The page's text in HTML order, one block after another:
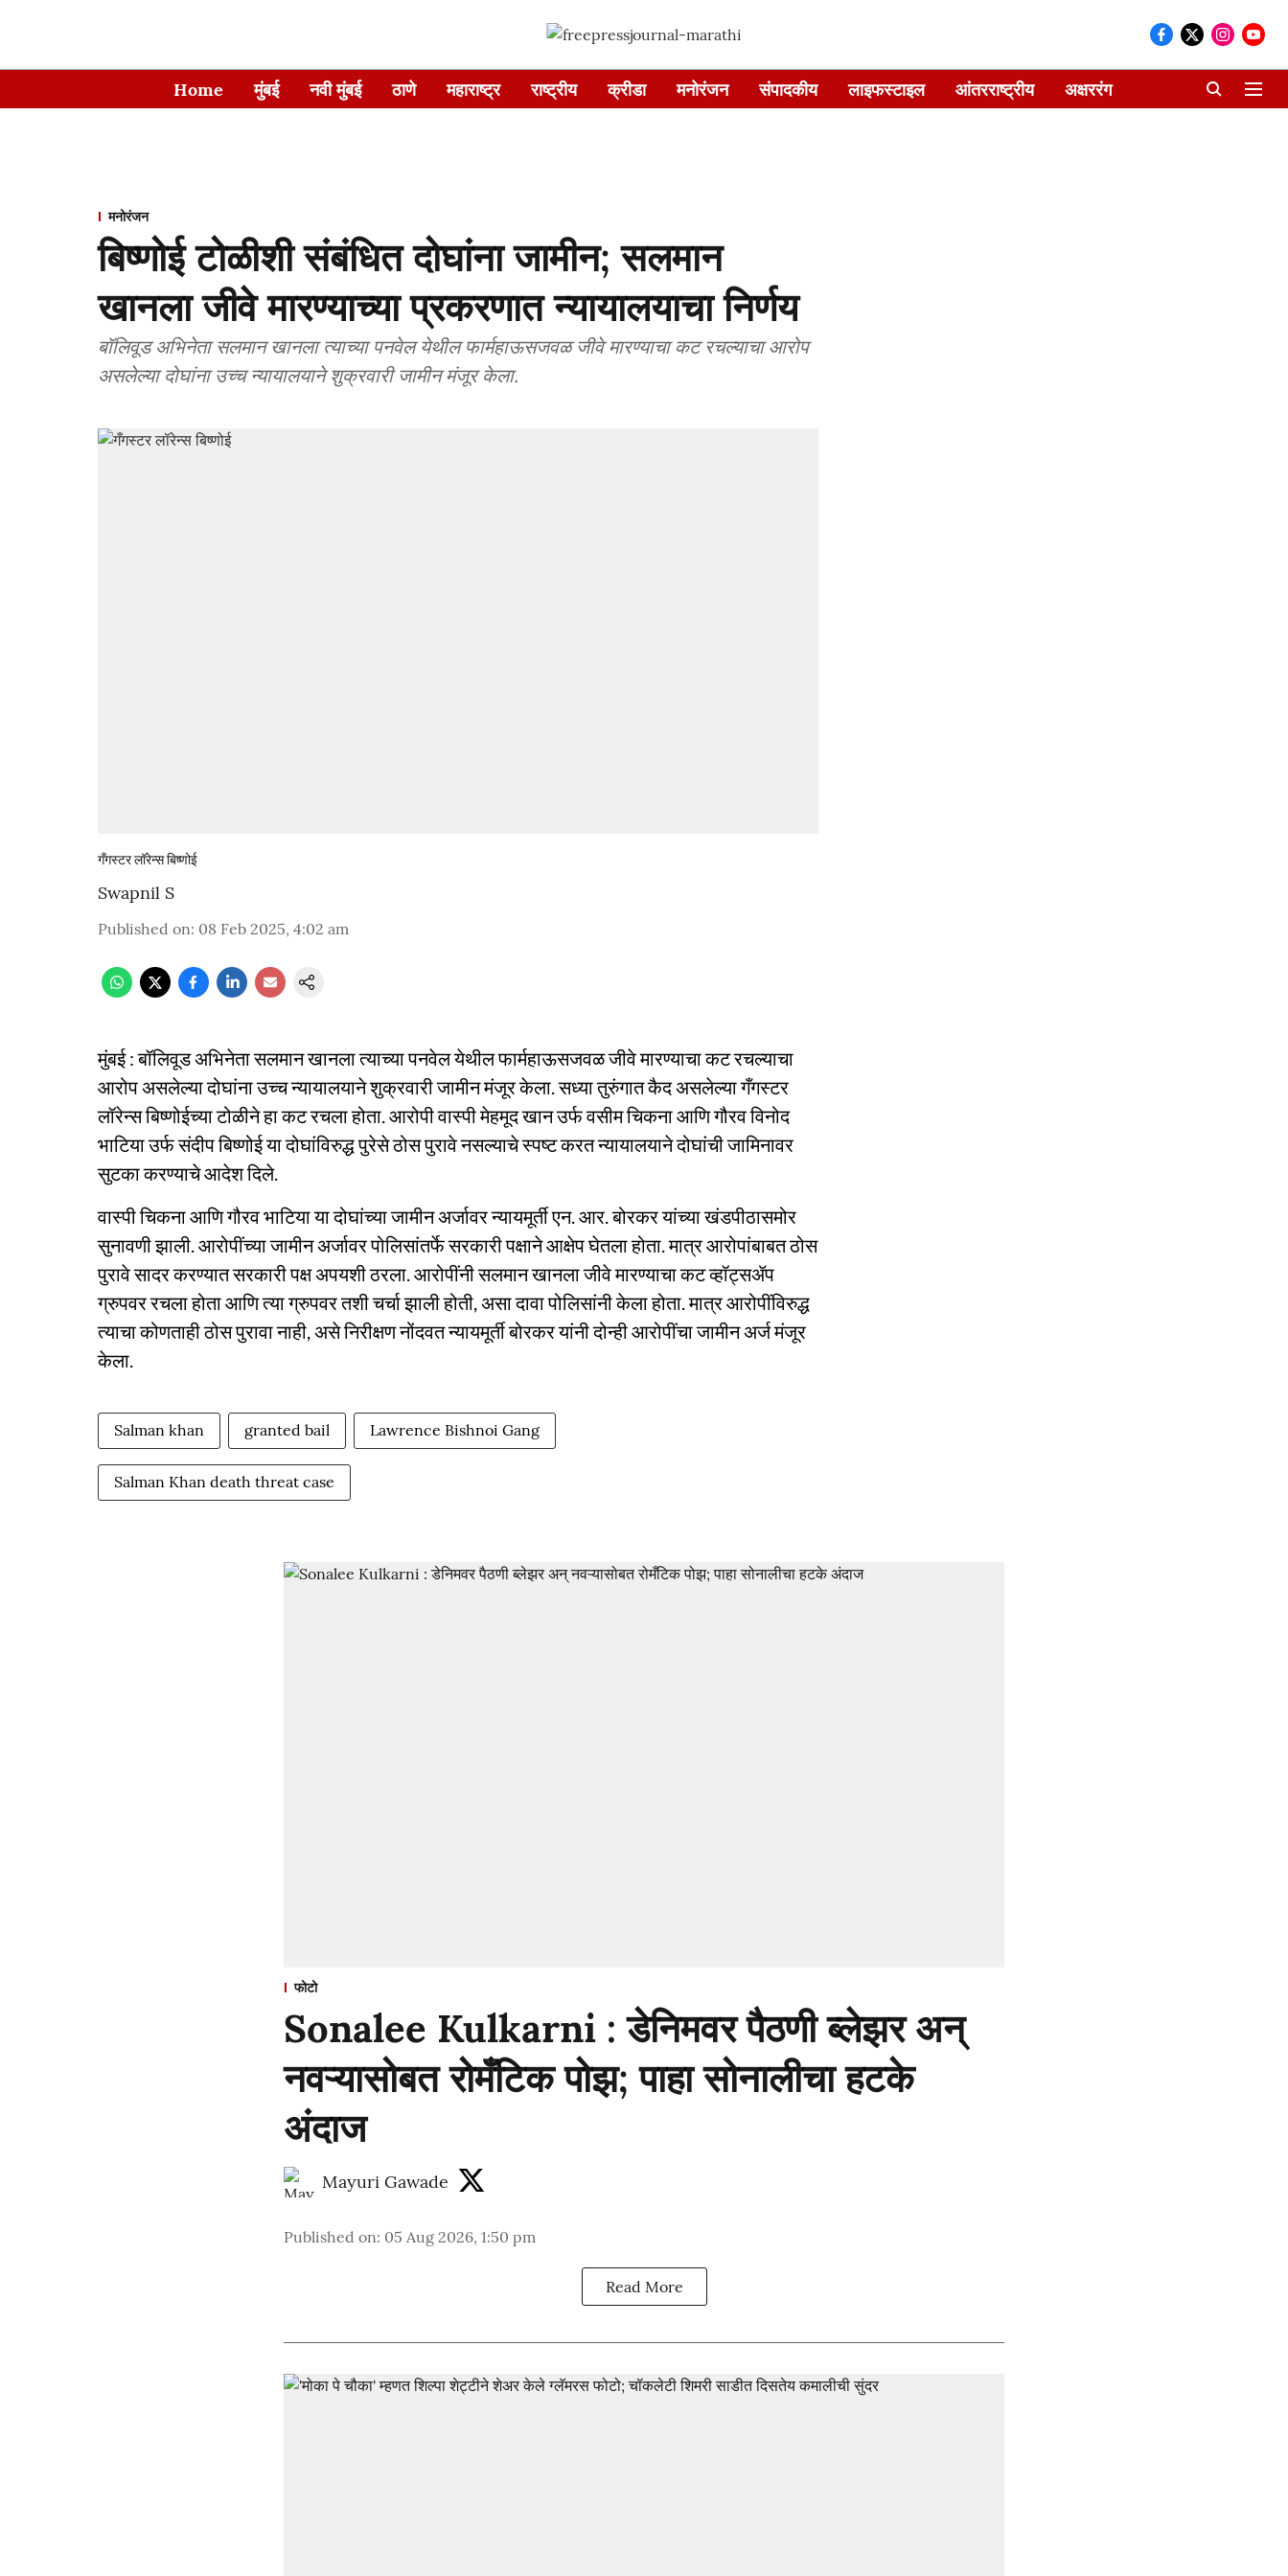
Home मुंबई नवी मुंबई ठाणे महाराष्ट्र राष्ट्रीय क्रीडा मनोरंजन संपादकीय लाइफस्टाइल आंतरराष्ट्रीय अक्षररंग
मनोरंजन
बिष्णोई टोळीशी संबंधित दोघांना जामीन; सलमान
खानला जीवे मारण्याच्या प्रकरणात न्यायालयाचा निर्णय
बॉलिवूड अभिनेता सलमान खानला त्याच्या पनवेल येथील फार्महाऊसजवळ जीवे मारण्याचा कट रचल्याचा आरोप
असलेल्या दोघांना उच्च न्यायालयाने शुक्रवारी जामीन मंजूर केला.
गँगस्टर लॉरेन्स बिष्णोई
Swapnil S
Published on: 08 Feb 2025, 4:02 am
मुंबई : बॉलिवूड अभिनेता सलमान खानला त्याच्या पनवेल येथील फार्महाऊसजवळ जीवे मारण्याचा कट रचल्याचा
आरोप असलेल्या दोघांना उच्च न्यायालयाने शुक्रवारी जामीन मंजूर केला. सध्या तुरुंगात कैद असलेल्या गँगस्टर
लॉरेन्स बिष्णोईच्या टोळीने हा कट रचला होता. आरोपी वास्पी मेहमूद खान उर्फ वसीम चिकना आणि गौरव विनोद
भाटिया उर्फ संदीप बिष्णोई या दोघांविरुद्ध पुरेसे ठोस पुरावे नसल्याचे स्पष्ट करत न्यायालयाने दोघांची जामिनावर
सुटका करण्याचे आदेश दिले.
वास्पी चिकना आणि गौरव भाटिया या दोघांच्या जामीन अर्जावर न्यायमूर्ती एन. आर. बोरकर यांच्या खंडपीठासमोर
सुनावणी झाली. आरोपींच्या जामीन अर्जावर पोलिसांतर्फे सरकारी पक्षाने आक्षेप घेतला होता. मात्र आरोपांबाबत ठोस
पुरावे सादर करण्यात सरकारी पक्ष अपयशी ठरला. आरोपींनी सलमान खानला जीवे मारण्याचा कट व्हॉट्सॲप
ग्रुपवर रचला होता आणि त्या ग्रुपवर तशी चर्चा झाली होती, असा दावा पोलिसांनी केला होता. मात्र आरोपींविरुद्ध
त्याचा कोणताही ठोस पुरावा नाही, असे निरीक्षण नोंदवत न्यायमूर्ती बोरकर यांनी दोन्ही आरोपींचा जामीन अर्ज मंजूर
केला.
Salman khan granted bail Lawrence Bishnoi Gang
Salman Khan death threat case
फोटो
Sonalee Kulkarni : डेनिमवर पैठणी ब्लेझर अन्
नवऱ्यासोबत रोमँटिक पोझ; पाहा सोनालीचा हटके
अंदाज
Mayuri Gawade
Published on: 05 Aug 2026, 1:50 pm
Read More